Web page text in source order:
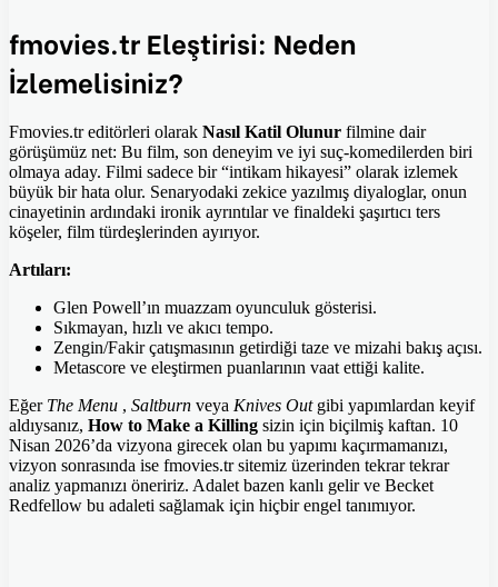
fmovies.tr Eleştirisi: Neden
İzlemelisiniz?
Fmovies.tr editörleri olarak Nasıl Katil Olunur filmine dair
görüşümüz net: Bu film, son deneyim ve iyi suç-komedilerden biri
olmaya aday. Filmi sadece bir “intikam hikayesi” olarak izlemek
büyük bir hata olur. Senaryodaki zekice yazılmış diyaloglar, onun
cinayetinin ardındaki ironik ayrıntılar ve finaldeki şaşırtıcı ters
köşeler, film türdeşlerinden ayırıyor.
Artıları:
Glen Powell’ın muazzam oyunculuk gösterisi.
Sıkmayan, hızlı ve akıcı tempo.
Zengin/Fakir çatışmasının getirdiği taze ve mizahi bakış açısı.
Metascore ve eleştirmen puanlarının vaat ettiği kalite.
Eğer The Menu , Saltburn veya Knives Outgibi yapımlardan keyif
aldıysanız, How to Make a Killing sizin için biçilmiş kaftan. 10
Nisan 2026’da vizyona girecek olan bu yapımı kaçırmamanızı,
vizyon sonrasında ise fmovies.tr sitemiz üzerinden tekrar tekrar
analiz yapmanızı öneririz. Adalet bazen kanlı gelir ve Becket
Redfellow bu adaleti sağlamak için hiçbir engel tanımıyor.